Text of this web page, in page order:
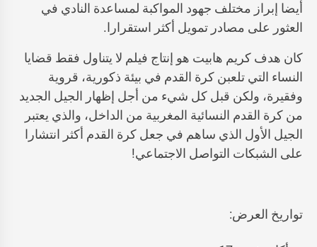
أيضا إبراز مختلف جهود المواكبة لمساعدة النادي في
العثور على مصادر تمويل أكثر استقرارا.
كان هدف كريم هابيت هو إنتاج فيلم لا يتناول فقط قضايا
النساء التي تلعبن كرة القدم في بيئة ذكورية، قروية
وفقيرة، ولكن قبل كل شيء من أجل إظهار الجيل الجديد
من كرة القدم النسائية المغربية من الداخل، والذي يعتبر
الجيل الأول الذي ساهم في جعل كرة القدم أكثر انتشارا
على الشبكات التواصل الاجتماعي!
تواريخ العرض: